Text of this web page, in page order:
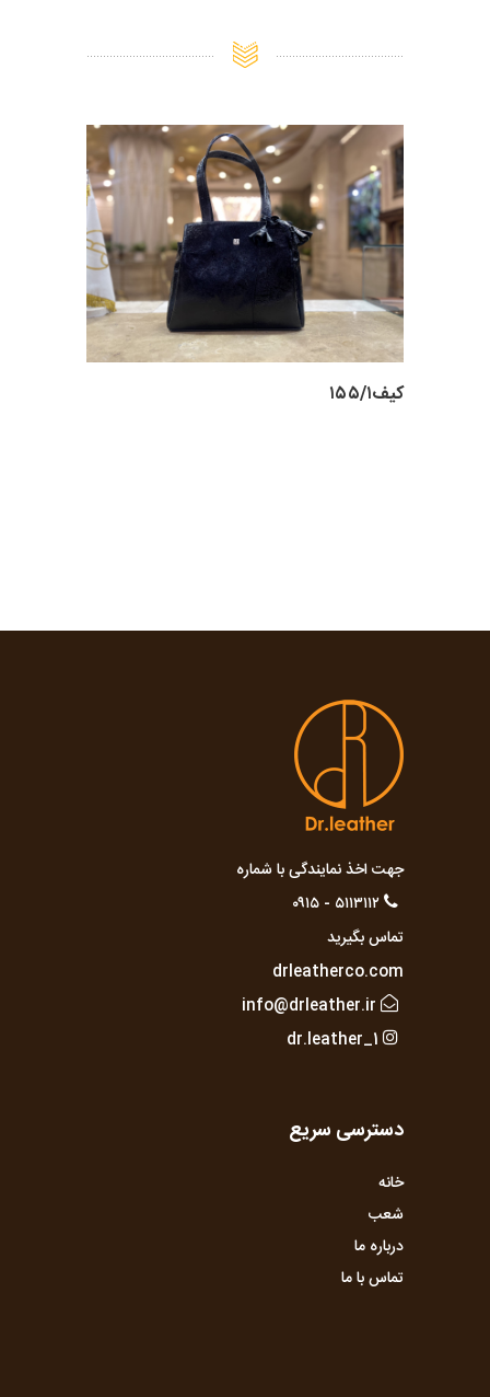
کیف۱۵۵/۱
جهت اخذ نمایندگی با شماره
۵۱۱۳۱۱۲ - ۰۹۱۵
تماس بگیرید
drleatherco.com
info@drleather.ir
dr.leather_1
دسترسی سریع
خانه
شعب
درباره ما
تماس با ما